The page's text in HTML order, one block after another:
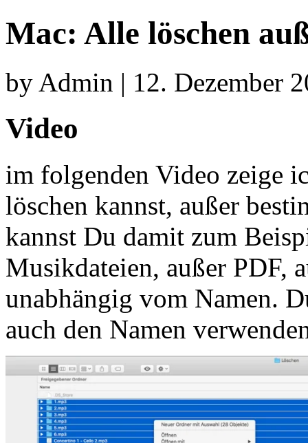
Mac: Alle löschen
by Admin | 12. Dezember
Video
im folgenden Video zeige
löschen kannst, außer
kannst Du damit zum
Musikdateien, außer PDF,
unabhängig vom Namen.
auch den Namen